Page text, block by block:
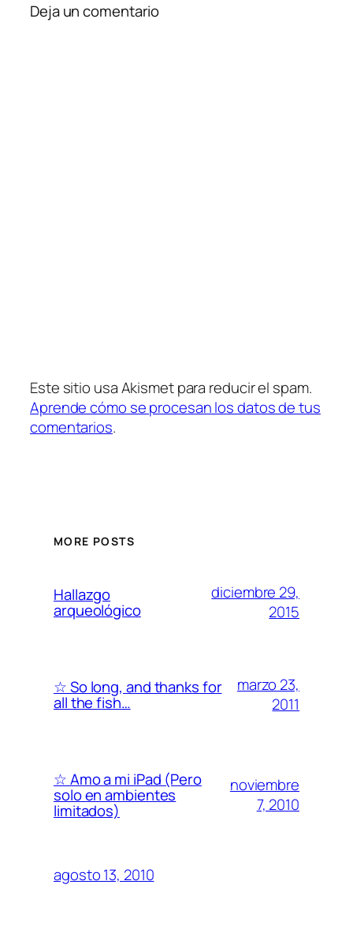
Deja un comentario
Este sitio usa Akismet para reducir el spam.
Aprende cómo se procesan los datos de tus
comentarios.
MORE POSTS
Hallazgo
arqueológico
diciembre 29,
2015
☆ So long, and thanks for
all the fish…
marzo 23,
2011
☆ Amo a mi iPad (Pero
solo en ambientes
limitados)
noviembre
7, 2010
agosto 13, 2010